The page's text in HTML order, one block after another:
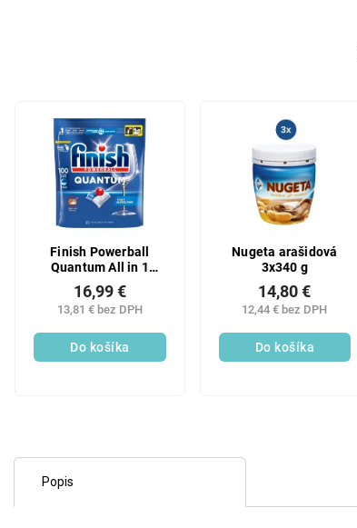
Finish Powerball
Quantum All in 1
kapsula do umývačky
riadu 100 ks
13,81 € bez DPH
16,99 €
Do košíka
Nugeta arašidová
3x340 g
12,44 € bez DPH
14,80 €
Do košíka
Popis